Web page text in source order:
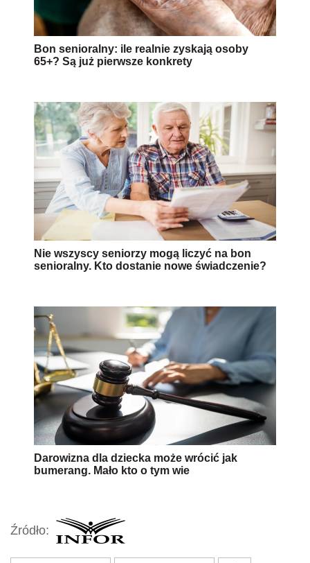
Bon senioralny: ile realnie zyskają osoby
65+? Są już pierwsze konkrety
Nie wszyscy seniorzy mogą liczyć na bon
senioralny. Kto dostanie nowe świadczenie?
Darowizna dla dziecka może wrócić jak
bumerang. Mało kto o tym wie
Źródło: